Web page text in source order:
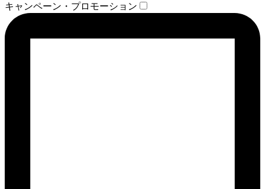
キャンペーン・プロモーション